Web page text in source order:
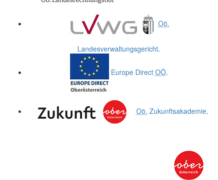
Oö.
Landesverwaltungsgericht.
Europe Direct OÖ.
Oö. Zukunftsakademie.